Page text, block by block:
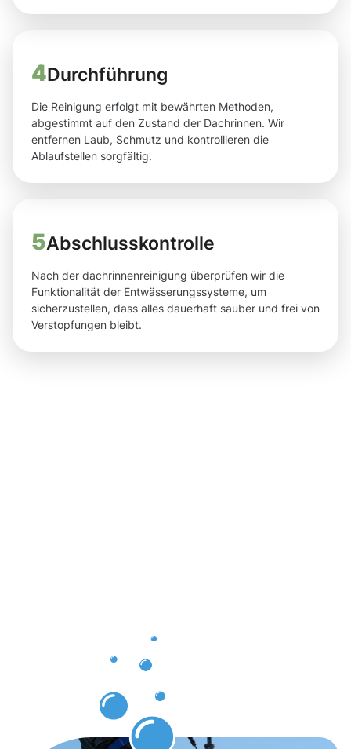
4Durchführung
Die Reinigung erfolgt mit bewährten Methoden,
abgestimmt auf den Zustand der Dachrinnen. Wir
entfernen Laub, Schmutz und kontrollieren die
Ablaufstellen sorgfältig.
5Abschlusskontrolle
Nach der dachrinnenreinigung überprüfen wir die
Funktionalität der Entwässerungssysteme, um
sicherzustellen, dass alles dauerhaft sauber und frei von
Verstopfungen bleibt.